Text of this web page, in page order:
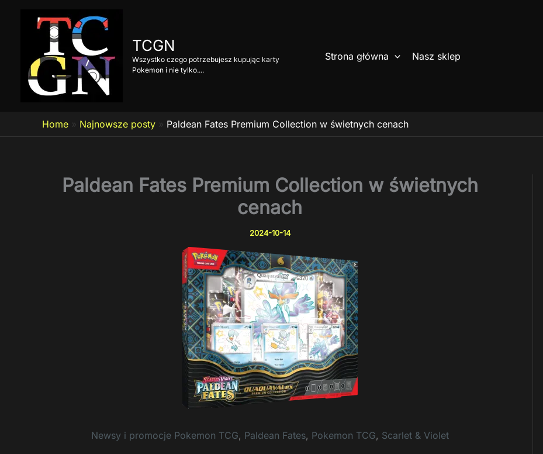
TCGN
Wszystko czego potrzebujesz kupując karty
Pokemon i nie tylko....
Strona główna Nasz sklep
Home » Najnowsze posty » Paldean Fates Premium Collection w świetnych cenach
Paldean Fates Premium Collection w świetnych
cenach
2024-10-14
Newsy i promocje Pokemon TCG, Paldean Fates, Pokemon TCG, Scarlet & Violet